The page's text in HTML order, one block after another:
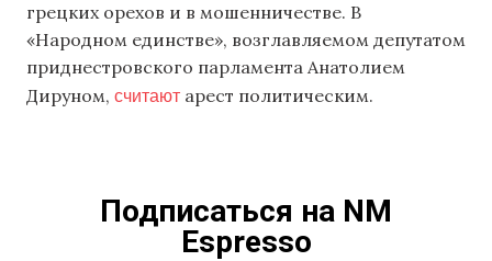
грецких орехов и в мошенничестве. В
«Народном единстве», возглавляемом депутатом
приднестровского парламента Анатолием
Дируном, считают арест политическим.
Подписаться на NM
Espresso